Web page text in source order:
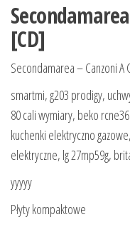
[CD]
Secondamarea – Canzoni A
smartmi, g203 prodigy,
80 cali wymiary, beko
kuchenki elektryczno
elektryczne, lg 27mp59g,
yyyyy
Płyty kompaktowe